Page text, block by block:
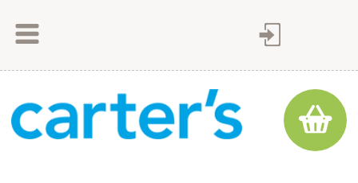
Как оплатить
Доставка товара